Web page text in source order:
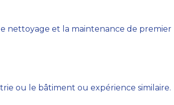
nettoyage et la maintenance de premier
ou le bâtiment ou expérience similaire.